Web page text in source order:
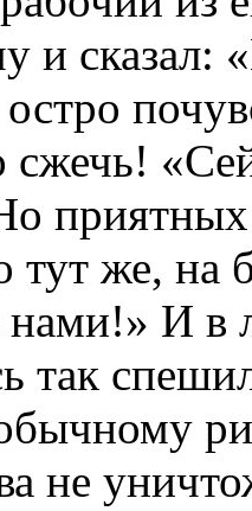
и
сжечь!
тут же, на
И в
так
не